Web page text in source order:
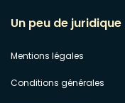
Un peu de juridique
Mentions légales
Conditions générales